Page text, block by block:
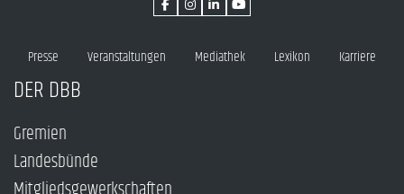
Presse Veranstaltungen Mediathek Lexikon Karriere
DER DBB
Gremien
Landesbünde